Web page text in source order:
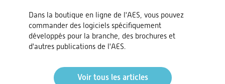
Dans la boutique en ligne de l'AES, vous pouvez
commander des logiciels spécifiquement
développés pour la branche, des brochures et
d'autres publications de l'AES.
Voir tous les articles